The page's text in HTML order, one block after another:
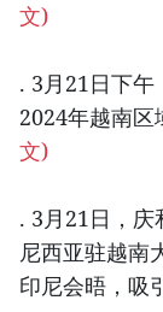
文)
. 3月21日下午
2024年越南区
文)
. 3月21日，
尼西亚驻越南
印尼会晤，吸